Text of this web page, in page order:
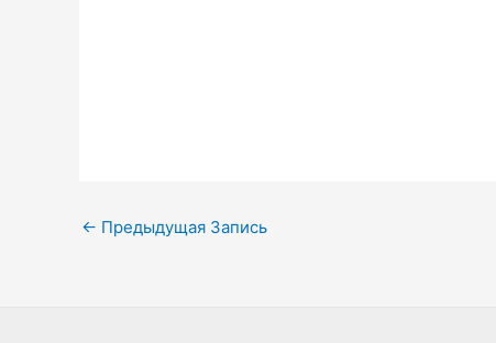
Навигация
← Предыдущая Запись